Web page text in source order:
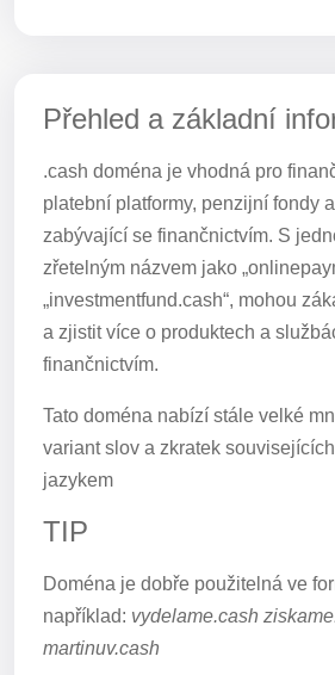
Přehled a základní
.cash doména je vhodná pro
platební platformy, penzijní fondy
zabývající se finančnictvím. S
zřetelným názvem jako
„investmentfund.cash“, mohou
a zjistit více o produktech a
finančnictvím.
Tato doména nabízí stále velké
variant slov a zkratek
jazykem
TIP
Doména je dobře použitelná ve
například: vydelame.cash
martinuv.cash